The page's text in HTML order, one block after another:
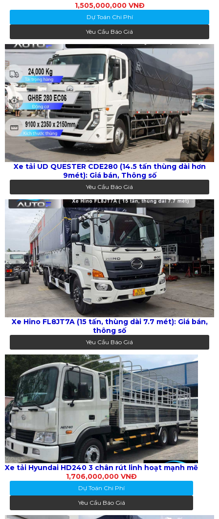
1,505,000,000 VNĐ
Dự Toán Chi Phí
Yêu Cầu Báo Giá
Xe tải UD QUESTER CDE280 (14.5 tấn thùng dài hơn
9mét): Giá bán, Thông số
Yêu Cầu Báo Giá
Xe Hino FL8JT7A (15 tấn, thùng dài 7.7 mét): Giá bán,
thông số
Yêu Cầu Báo Giá
Xe tải Hyundai HD240 3 chân rút linh hoạt mạnh mẽ
1,706,000,000 VNĐ
Dự Toán Chi Phí
Yêu Cầu Báo Giá